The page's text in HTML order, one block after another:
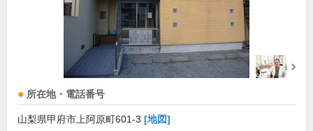
所在地・電話番号
山梨県甲府市上阿原町601-3 [地図]